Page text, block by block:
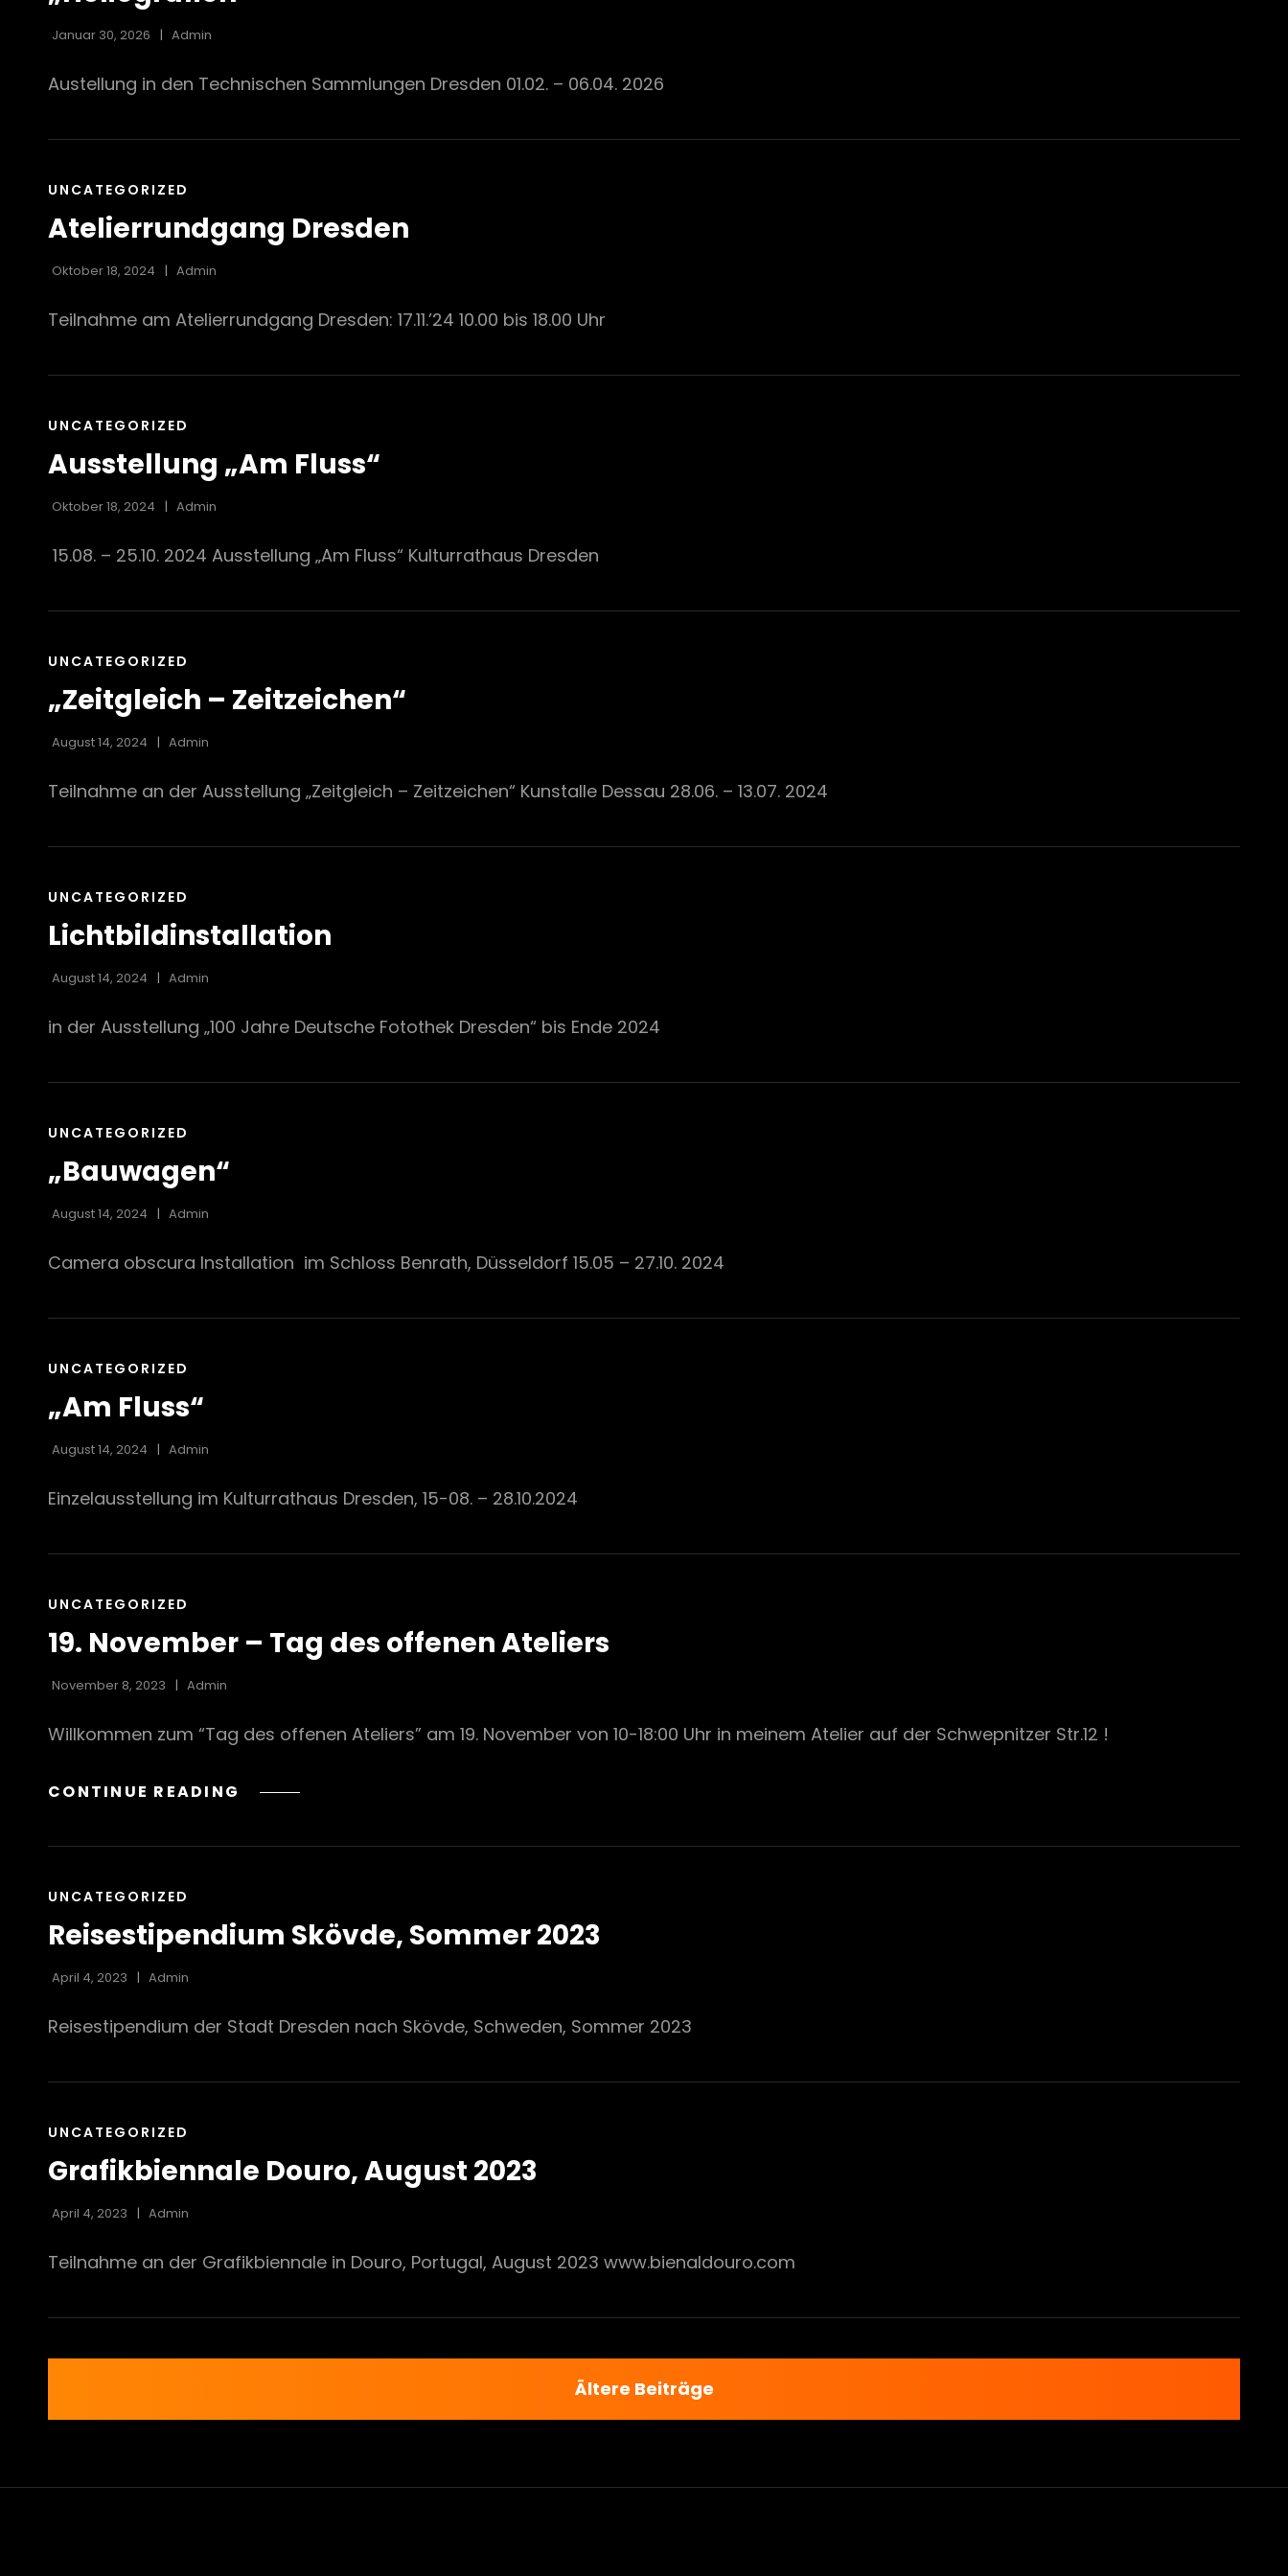
Januar 30, 2026 Admin
Austellung in den Technischen Sammlungen Dresden 01.02. – 06.04. 2026
CAT
UNCATEGORIZED
Atelierrundgang Dresden
Oktober 18, 2024 Admin
Teilnahme am Atelierrundgang Dresden: 17.11.’24 10.00 bis 18.00 Uhr
CAT
UNCATEGORIZED
Ausstellung „Am Fluss“
Oktober 18, 2024 Admin
15.08. – 25.10. 2024 Ausstellung „Am Fluss“ Kulturrathaus Dresden
CAT
UNCATEGORIZED
„Zeitgleich – Zeitzeichen“
August 14, 2024 Admin
Teilnahme an der Ausstellung „Zeitgleich – Zeitzeichen“ Kunstalle Dessau 28.06. – 13.07. 2024
CAT
UNCATEGORIZED
Lichtbildinstallation
August 14, 2024 Admin
in der Ausstellung „100 Jahre Deutsche Fotothek Dresden“ bis Ende 2024
CAT
UNCATEGORIZED
„Bauwagen“
August 14, 2024 Admin
Camera obscura Installation im Schloss Benrath, Düsseldorf 15.05 – 27.10. 2024
CAT
UNCATEGORIZED
„Am Fluss“
August 14, 2024 Admin
Einzelausstellung im Kulturrathaus Dresden, 15-08. – 28.10.2024
CAT
UNCATEGORIZED
19. November – Tag des offenen Ateliers
November 8, 2023 Admin
Willkommen zum “Tag des offenen Ateliers” am 19. November von 10-18:00 Uhr in meinem Atelier auf der Schwepnitzer Str.12 !
CONTINUE READING 19.
ATELIERS
CAT
UNCATEGORIZED
Reisestipendium Skövde, Sommer 2023
April 4, 2023 Admin
Reisestipendium der Stadt Dresden nach Skövde, Schweden, Sommer 2023
CAT
UNCATEGORIZED
Grafikbiennale Douro, August 2023
April 4, 2023 Admin
Teilnahme an der Grafikbiennale in Douro, Portugal, August 2023 www.bienaldouro.com
Ältere Beiträge